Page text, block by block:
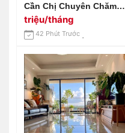
Cần Chị Chuyên Chăm
Bé Trên Đường An
Dương Vương Q6
Lương Cao Đây Ạ.
triệu/tháng
42 Phút Trước